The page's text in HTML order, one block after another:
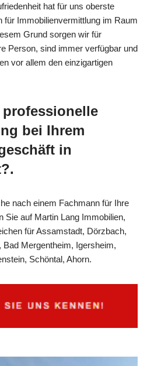
hat für uns oberste
für Immobilienvermittlung im Raum
Grund sorgen wir für
Person, sind immer verfügbar und
vor allem den einzigartigen
professionelle
bei Ihrem
in
nach einem Fachmann für Ihre
Sie auf Martin Lang Immobilien,
für Assamstadt, Dörzbach,
Bad Mergentheim, Igersheim,
Schöntal, Ahorn.